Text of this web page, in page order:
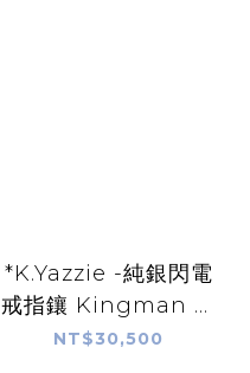
*K.Yazzie -純銀閃電
戒指鑲 Kingman 松
石
NT$30,500